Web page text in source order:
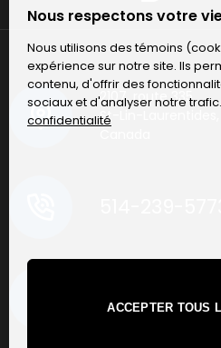
2107, route 335
St-Lin-Laurentides,
Nous respectons votre
Nous utilisons des témoins
expérience sur notre site. Ils
contenu, d'offrir des
sociaux et d'analyser notre trafic.
confidentialité
ACCEPTER TOUS